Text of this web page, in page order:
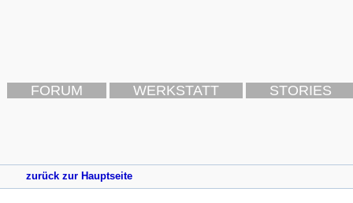
FORUM WERKSTATT STORIES
zurück zur Hauptseite